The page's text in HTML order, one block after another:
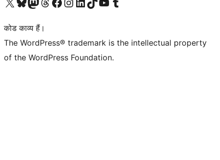
कोड काव्य हैं।
The WordPress® trademark is the intellectual property
of the WordPress Foundation.